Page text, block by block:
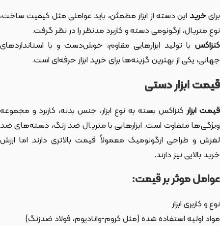
برایخرید این دسته از ابزارمطمئن، باید عواملی مثل کیفیت ساخت،
نوع متریال، ارگونومی دسته و کاربرد مدنظر را در نظر گرفت.
کنزاکس با تولید ابزارهایی مقاوم، خوش‌دست و با استانداردهای
جهانی، یکی از بهترین گزینه‌ها برای خرید ابزار حرفه‌ای است.
قیمت ابزار دستی
قیمت ابزار کنزاکس بسته به نوع ابزار، جنس بدنه، کاربرد و مجموعه
ویژگی‌ها متفاوت است. ابزارهایی با متریال ضد زنگ، دسته‌های ضد
لغزش و طراحی ارگونومیک معمولاً قیمت بالاتری دارند اما ارزش
خرید بالایی نیز دارند.
عوامل موثر بر قیمت:
نوع و کاربری ابزار
مواد اولیه استفاده شده (مثل کروم-وانادیوم، فولاد ضدزنگ)